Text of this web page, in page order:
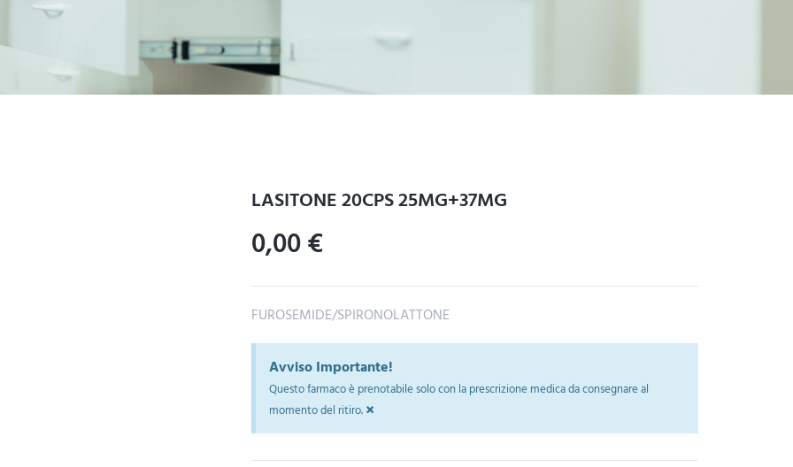
LASITONE 20CPS 25MG+37MG
0,00€
FUROSEMIDE/SPIRONOLATTONE
Avviso Importante!
Questo farmaco è prenotabile solo con la prescrizione medica da consegnare al
momento del ritiro.×